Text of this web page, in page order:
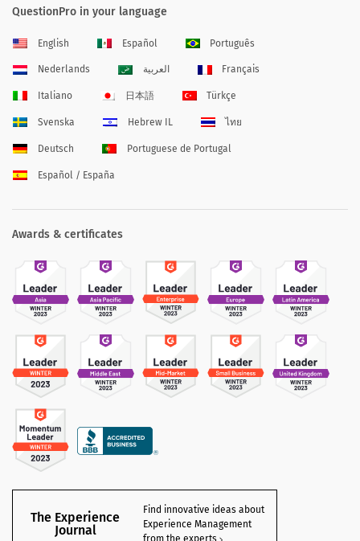
QuestionPro in your language
English Español Português
Nederlands العربية Français
Italiano 日本語 Türkçe
Svenska Hebrew IL ไทย
Deutsch Portuguese de Portugal
Español / España
Awards & certificates
The Experience
Journal
Find innovative ideas about
Experience Management